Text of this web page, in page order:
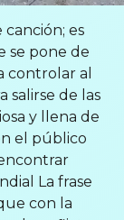
canción; es
se pone de
controlar al
salirse de las
y llena de
el público
La frase
con la